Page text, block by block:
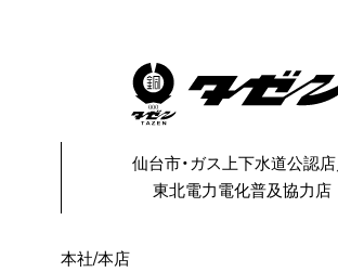
仙台市・ガス上下水道公認
東北電力電化普及協力店
本社/本店